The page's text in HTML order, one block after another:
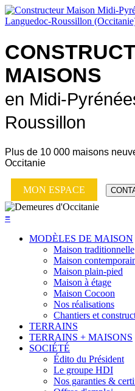
MAISONS
en Midi-
Roussillon
Plus de 10 000 maisons
Occitanie
MON ESPACE
≡
MODÈLES DE MAISON
Maison traditionnelle
Maison
Maison plain-pied
Maison à étage
Maison Cocoon
Nos réalisations
Chantiers et
TERRAINS
TERRAINS + MAISONS
SOCIÉTÉ
Édito du Président
Le groupe HDI
Nos garanties &